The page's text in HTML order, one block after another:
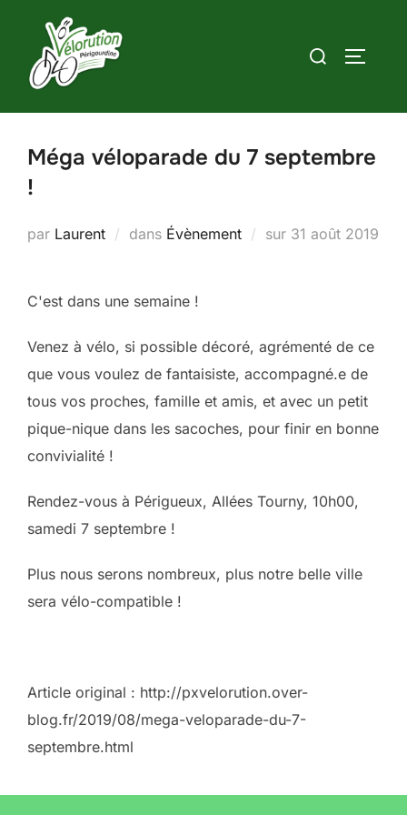
contenu
Rechercher :
Méga véloparade du 7 septembre
!
par Laurent dans Évènement sur Publié
31 août 2019
C'est dans une semaine !
Venez à vélo, si possible décoré, agrémenté de ce
que vous voulez de fantaisiste, accompagné.e de
tous vos proches, famille et amis, et avec un petit
pique-nique dans les sacoches, pour finir en bonne
convivialité !
Rendez-vous à Périgueux, Allées Tourny, 10h00,
samedi 7 septembre !
Plus nous serons nombreux, plus notre belle ville
sera vélo-compatible !
Article original : http://pxvelorution.over-
blog.fr/2019/08/mega-veloparade-du-7-
septembre.html